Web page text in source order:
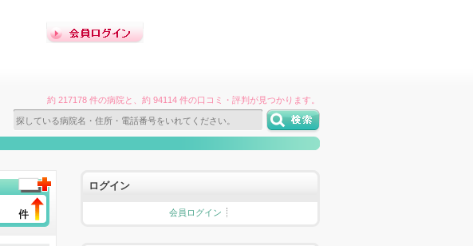
約 217178 件の病院と、約 94114 件の口コミ・評判が見つかります。
ログイン
会員ログイン